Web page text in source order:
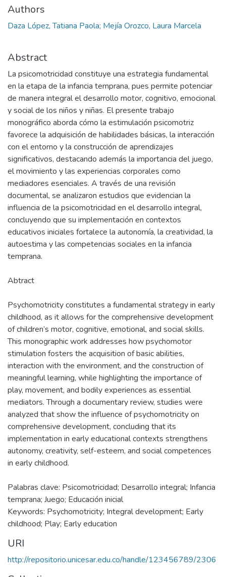
Authors
Daza López, Tatiana Paola; Mejía Orozco, Laura Marcela
Abstract
La psicomotricidad constituye una estrategia fundamental
en la etapa de la infancia temprana, pues permite potenciar
de manera integral el desarrollo motor, cognitivo, emocional
y social de los niños y niñas. El presente trabajo
monográfico aborda cómo la estimulación psicomotriz
favorece la adquisición de habilidades básicas, la interacción
con el entorno y la construcción de aprendizajes
significativos, destacando además la importancia del juego,
el movimiento y las experiencias corporales como
mediadores esenciales. A través de una revisión
documental, se analizaron estudios que evidencian la
influencia de la psicomotricidad en el desarrollo integral,
concluyendo que su implementación en contextos
educativos iniciales fortalece la autonomía, la creatividad, la
autoestima y las competencias sociales en la infancia
temprana.
Abtract
Psychomotricity constitutes a fundamental strategy in early
childhood, as it allows for the comprehensive development
of children’s motor, cognitive, emotional, and social skills.
This monographic work addresses how psychomotor
stimulation fosters the acquisition of basic abilities,
interaction with the environment, and the construction of
meaningful learning, while highlighting the importance of
play, movement, and bodily experiences as essential
mediators. Through a documentary review, studies were
analyzed that show the influence of psychomotricity on
comprehensive development, concluding that its
implementation in early educational contexts strengthens
autonomy, creativity, self-esteem, and social competences
in early childhood.
Palabras clave: Psicomotricidad; Desarrollo integral; Infancia
temprana; Juego; Educación inicial
Keywords: Psychomotricity; Integral development; Early
childhood; Play; Early education
URI
http://repositorio.unicesar.edu.co/handle/123456789/2306